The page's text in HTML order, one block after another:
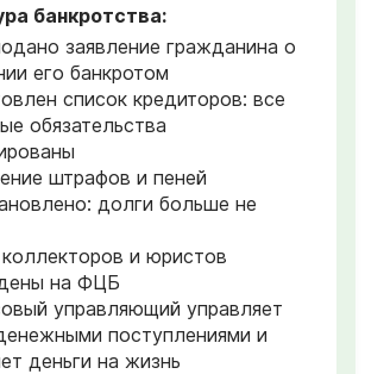
банкротства:
заявление гражданина о
его банкротом
список кредиторов: все
обязательства
штрафов и пеней
долги больше не
и юристов
на ФЦБ
управляющий управляет
поступлениями и
деньги на жизнь